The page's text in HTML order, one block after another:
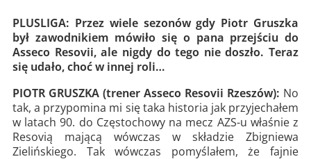
PLUSLIGA: Przez wiele sezonów gdy Piotr Gruszka
był zawodnikiem mówiło się o pana przejściu do
Asseco Resovii, ale nigdy do tego nie doszło. Teraz
się udało, choć w innej roli…
PIOTR GRUSZKA (trener Asseco Resovii Rzeszów): No
tak, a przypomina mi się taka historia jak przyjechałem
w latach 90. do Częstochowy na mecz AZS-u właśnie z
Resovią mającą wówczas w składzie Zbigniewa
Zielińskiego. Tak wówczas pomyślałem, że fajnie